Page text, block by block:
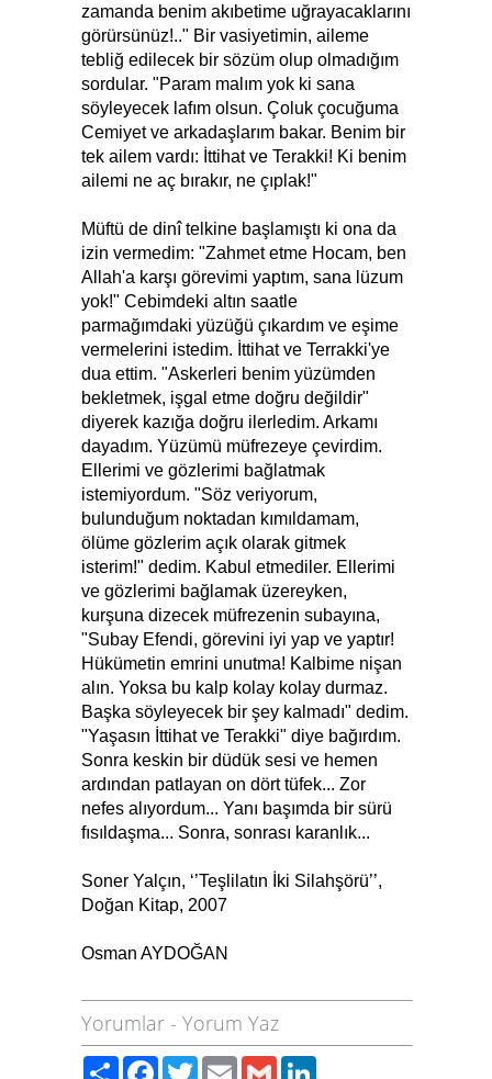
zamanda benim akıbetime uğrayacaklarını
görürsünüz!.." Bir vasiyetimin, aileme
tebliğ edilecek bir sözüm olup olmadığım
sordular. "Param malım yok ki sana
söyleyecek lafım olsun. Çoluk çocuğuma
Cemiyet ve arkadaşlarım bakar. Benim bir
tek ailem vardı: İttihat ve Terakki! Ki benim
ailemi ne aç bırakır, ne çıplak!"
Müftü de dinî telkine başlamıştı ki ona da
izin vermedim: "Zahmet etme Hocam, ben
Allah'a karşı görevimi yaptım, sana lüzum
yok!" Cebimdeki altın saatle
parmağımdaki yüzüğü çıkardım ve eşime
vermelerini istedim. İttihat ve Terrakki'ye
dua ettim. "Askerleri benim yüzümden
bekletmek, işgal etme doğru değildir"
diyerek kazığa doğru ilerledim. Arkamı
dayadım. Yüzümü müfrezeye çevirdim.
Ellerimi ve gözlerimi bağlatmak
istemiyordum. "Söz veriyorum,
bulunduğum noktadan kımıldamam,
ölüme gözlerim açık olarak gitmek
isterim!" dedim. Kabul etmediler. Ellerimi
ve gözlerimi bağlamak üzereyken,
kurşuna dizecek müfrezenin subayına,
"Subay Efendi, görevini iyi yap ve yaptır!
Hükümetin emrini unutma! Kalbime nişan
alın. Yoksa bu kalp kolay kolay durmaz.
Başka söyleyecek bir şey kalmadı" dedim.
"Yaşasın İttihat ve Terakki" diye bağırdım.
Sonra keskin bir düdük sesi ve hemen
ardından patlayan on dört tüfek... Zor
nefes alıyordum... Yanı başımda bir sürü
fısıldaşma... Sonra, sonrası karanlık...
Soner Yalçın, ‘’Teşlilatın İki Silahşörü’’,
Doğan Kitap, 2007
Osman AYDOĞAN
Yorumlar - Yorum Yaz
PaylaşFacebook
TwitterEmailGmail